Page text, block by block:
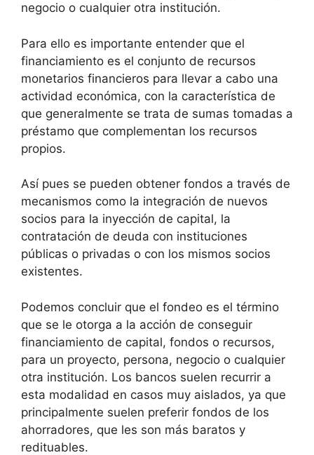
negocio o cualquier otra institución.
Para ello es importante entender que el
financiamiento es el conjunto de recursos
monetarios financieros para llevar a cabo una
actividad económica, con la característica de
que generalmente se trata de sumas tomadas a
préstamo que complementan los recursos
propios.
Así pues se pueden obtener fondos a través de
mecanismos como la integración de nuevos
socios para la inyección de capital, la
contratación de deuda con instituciones
públicas o privadas o con los mismos socios
existentes.
Podemos concluir que el fondeo es el término
que se le otorga a la acción de conseguir
financiamiento de capital, fondos o recursos,
para un proyecto, persona, negocio o cualquier
otra institución. Los bancos suelen recurrir a
esta modalidad en casos muy aislados, ya que
principalmente suelen preferir fondos de los
ahorradores, que les son más baratos y
redituables.